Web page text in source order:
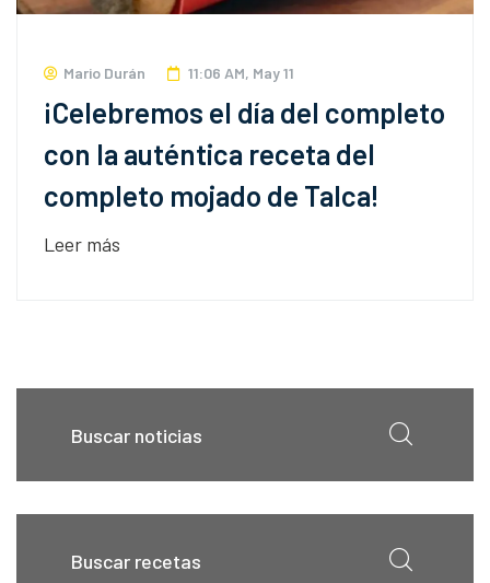
Mario Durán 11:06 AM, May 11
¡Celebremos el día del completo
con la auténtica receta del
completo mojado de Talca!
Leer más